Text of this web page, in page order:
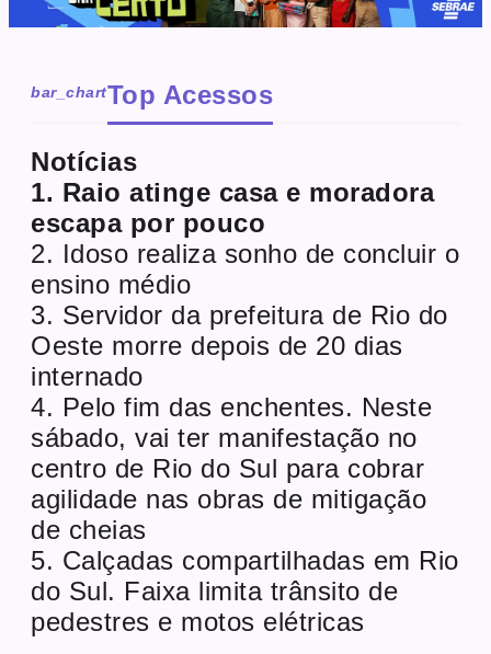
bar_chartTop Acessos
Notícias
1. Raio atinge casa e moradora
escapa por pouco
2. Idoso realiza sonho de concluir o
ensino médio
3. Servidor da prefeitura de Rio do
Oeste morre depois de 20 dias
internado
4. Pelo fim das enchentes. Neste
sábado, vai ter manifestação no
centro de Rio do Sul para cobrar
agilidade nas obras de mitigação
de cheias
5. Calçadas compartilhadas em Rio
do Sul. Faixa limita trânsito de
pedestres e motos elétricas